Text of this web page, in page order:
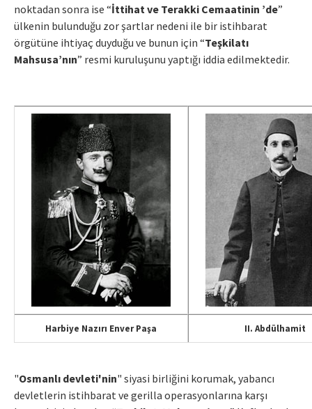
noktadan sonra ise “İttihat ve Terakki Cemaatinin ’de”
ülkenin bulunduğu zor şartlar nedeni ile bir istihbarat
örgütüne ihtiyaç duyduğu ve bunun için “Teşkilatı
Mahsusa’nın” resmi kuruluşunu yaptığı iddia edilmektedir.
Harbiye Nazırı Enver Paşa II. Abdülhamit
"Osmanlı devleti'nin" siyasi birliğini korumak, yabancı
devletlerin istihbarat ve gerilla operasyonlarına karşı